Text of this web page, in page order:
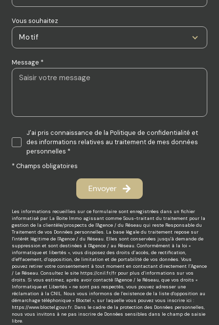
Vous souhaitez
Motif
Message *
J'ai pris connaissance de la Politique de confidentialité et
des informations relatives au traitement de mes données
personnelles *
* Champs obligatoires
Envoyer
Les informations recueillies sur ce formulaire sont enregistrées dans un fichier
informatisé par La Boite Immo agissant comme Sous-traitant du traitement pour la
gestion de la clientèle/prospects de l'Agence / du Réseau qui reste Responsable du
Traitement de vos Données personnelles. La base légale du traitement repose sur
l'intérêt légitime de l'Agence / du Réseau. Elles sont conservées jusqu'à demande de
suppression et sont destinées à l'Agence / au Réseau. Conformément à la loi «
informatique et libertés », vous disposez des droits d’accès, de rectification,
d’effacement, d’opposition, de limitation et de portabilité de vos données. Vous
pouvez retirer votre consentement à tout moment en contactant directement l’Agence
/ Le Réseau. Consultez le site https://cnil.fr/fr pour plus d’informations sur vos
droits. Si vous estimez, après avoir contacté l'Agence / le Réseau, que vos droits «
Informatique et Libertés » ne sont pas respectés, vous pouvez adresser une
réclamation à la CNIL. Nous vous informons de l’existence de la liste d'opposition au
démarchage téléphonique « Bloctel », sur laquelle vous pouvez vous inscrire ici :
https://www.bloctel.gouv.fr. Dans le cadre de la protection des Données personnelles,
nous vous invitons à ne pas inscrire de Données sensibles dans le champ de saisie
libre.